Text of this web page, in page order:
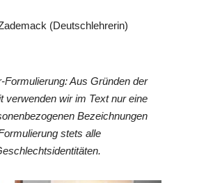
(Deutschlehrerin)
Formulierung: Aus Gründen der
verwenden wir im Text nur eine
Bezeichnungen
stets alle